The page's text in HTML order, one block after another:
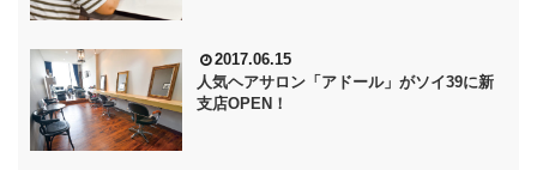
2017.06.15
人気ヘアサロン「アドール」がソイ39に新
支店OPEN！